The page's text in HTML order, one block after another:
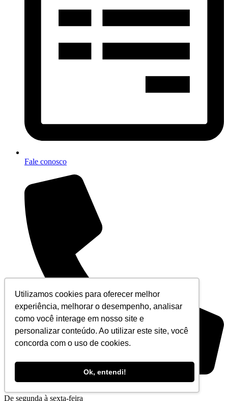
Utilizamos cookies para oferecer melhor
experiência, melhorar o desempenho, analisar
como você interage em nosso site e
personalizar conteúdo. Ao utilizar este site, você
concorda com o uso de cookies.
Ok, entendi!
Fale conosco
+55 (21) 3194-5555
De segunda à sexta-feira